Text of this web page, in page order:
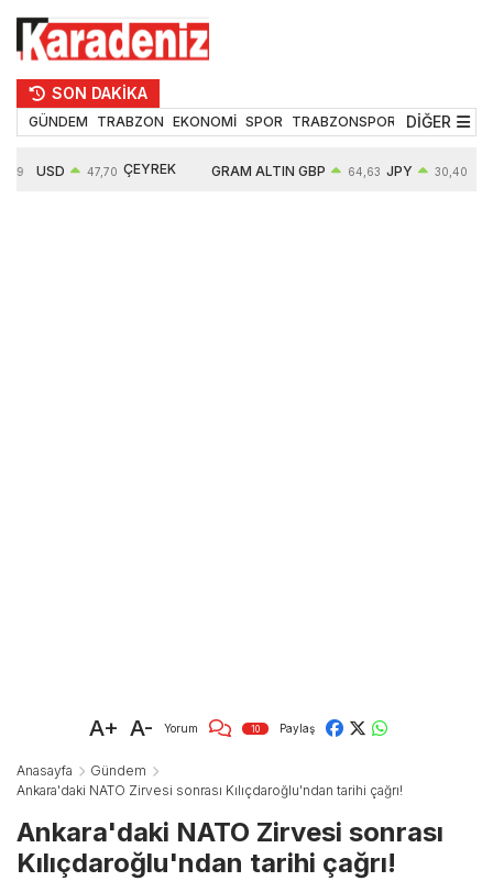
SON DAKİKA
GÜNDEM TRABZON EKONOMİ SPOR TRABZONSPOR TEKNOLOJİ
DİĞER
USD 47,70 ÇEYREK GRAM ALTIN GBP 64,63 JPY 30,40 EUR
A+ A- Yorum 10 Paylaş
Anasayfa
Gündem
Ankara'daki NATO Zirvesi sonrası Kılıçdaroğlu'ndan tarihi çağrı!
Ankara'daki NATO Zirvesi sonrası
Kılıçdaroğlu'ndan tarihi çağrı!